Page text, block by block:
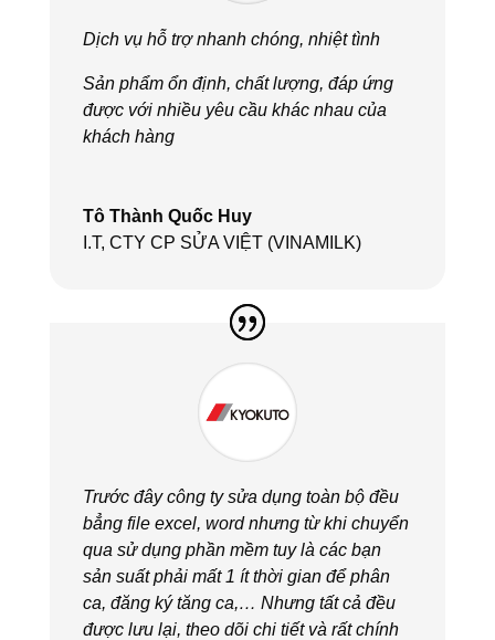
Dịch vụ hỗ trợ nhanh chóng, nhiệt tình
Sản phẩm ổn định, chất lượng, đáp ứng
được với nhiều yêu cầu khác nhau của
khách hàng
Tô Thành Quốc Huy
I.T, CTY CP SỬA VIỆT (VINAMILK)
Trước đây công ty sửa dụng toàn bộ đều
bẳng file excel, word nhưng từ khi chuyển
qua sử dụng phần mềm tuy là các bạn
sản suất phải mất 1 ít thời gian để phân
ca, đăng ký tăng ca,… Nhưng tất cả đều
được lưu lại, theo dõi chi tiết và rất chính